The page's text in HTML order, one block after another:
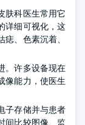
肤科医生常用它
详细可视化，这
、色素沉着、
。许多设备现在
像能力，使医生
子存储并与患者
间比较图像、监